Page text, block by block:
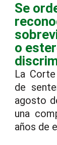
Se
o
La
de
agosto
una
años de